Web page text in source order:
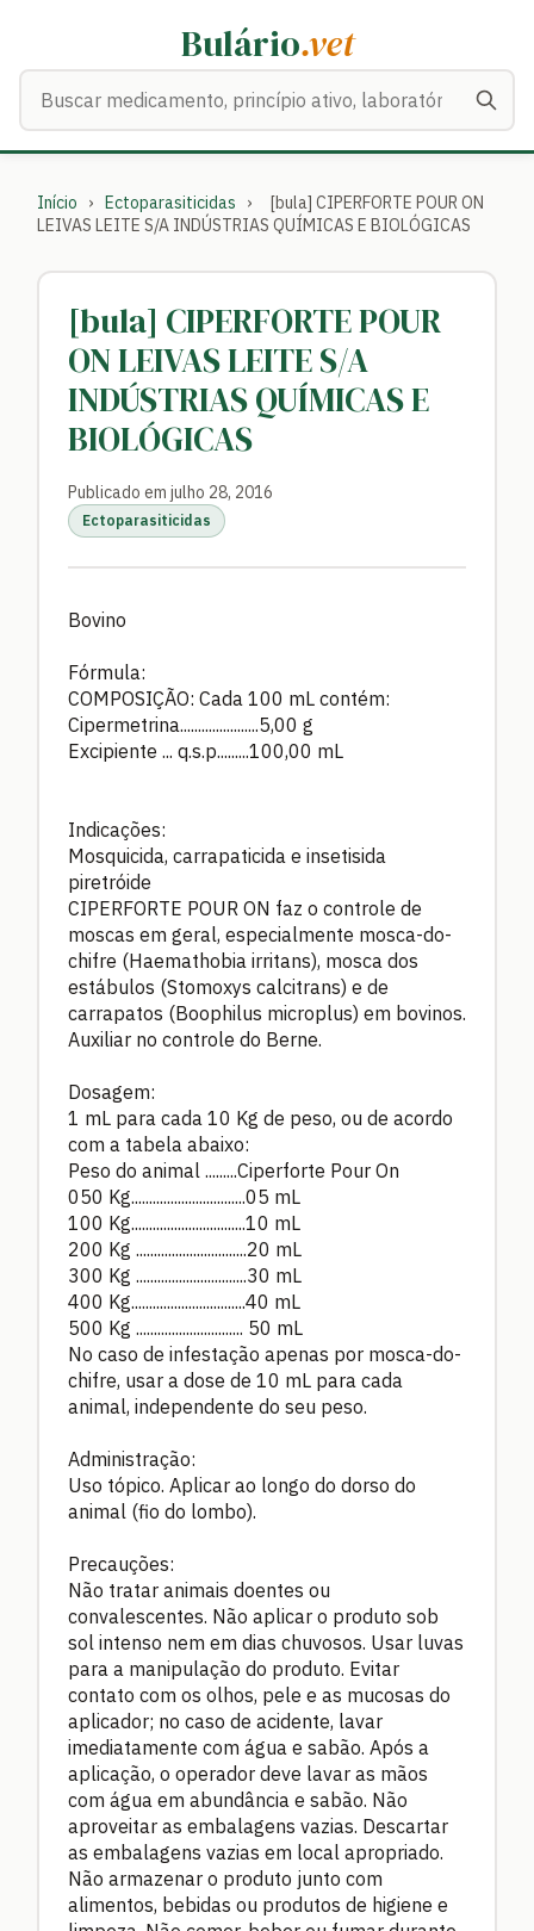
Bulário.vet
Início › Ectoparasiticidas ›
[bula] CIPERFORTE POUR ON
LEIVAS LEITE S/A INDÚSTRIAS QUÍMICAS E BIOLÓGICAS
[bula] CIPERFORTE POUR
ON LEIVAS LEITE S/A
INDÚSTRIAS QUÍMICAS E
BIOLÓGICAS
Publicado em julho 28, 2016
Ectoparasiticidas
Bovino
Fórmula:
COMPOSIÇÃO: Cada 100 mL contém:
Cipermetrina......................5,00 g
Excipiente ... q.s.p.........100,00 mL
Indicações:
Mosquicida, carrapaticida e insetisida
piretróide
CIPERFORTE POUR ON faz o controle de
moscas em geral, especialmente mosca-do-
chifre (Haemathobia irritans), mosca dos
estábulos (Stomoxys calcitrans) e de
carrapatos (Boophilus microplus) em bovinos.
Auxiliar no controle do Berne.
Dosagem:
1 mL para cada 10 Kg de peso, ou de acordo
com a tabela abaixo:
Peso do animal .........Ciperforte Pour On
050 Kg................................05 mL
100 Kg................................10 mL
200 Kg ...............................20 mL
300 Kg ...............................30 mL
400 Kg................................40 mL
500 Kg .............................. 50 mL
No caso de infestação apenas por mosca-do-
chifre, usar a dose de 10 mL para cada
animal, independente do seu peso.
Administração:
Uso tópico. Aplicar ao longo do dorso do
animal (fio do lombo).
Precauções:
Não tratar animais doentes ou
convalescentes. Não aplicar o produto sob
sol intenso nem em dias chuvosos. Usar luvas
para a manipulação do produto. Evitar
contato com os olhos, pele e as mucosas do
aplicador; no caso de acidente, lavar
imediatamente com água e sabão. Após a
aplicação, o operador deve lavar as mãos
com água em abundância e sabão. Não
aproveitar as embalagens vazias. Descartar
as embalagens vazias em local apropriado.
Não armazenar o produto junto com
alimentos, bebidas ou produtos de higiene e